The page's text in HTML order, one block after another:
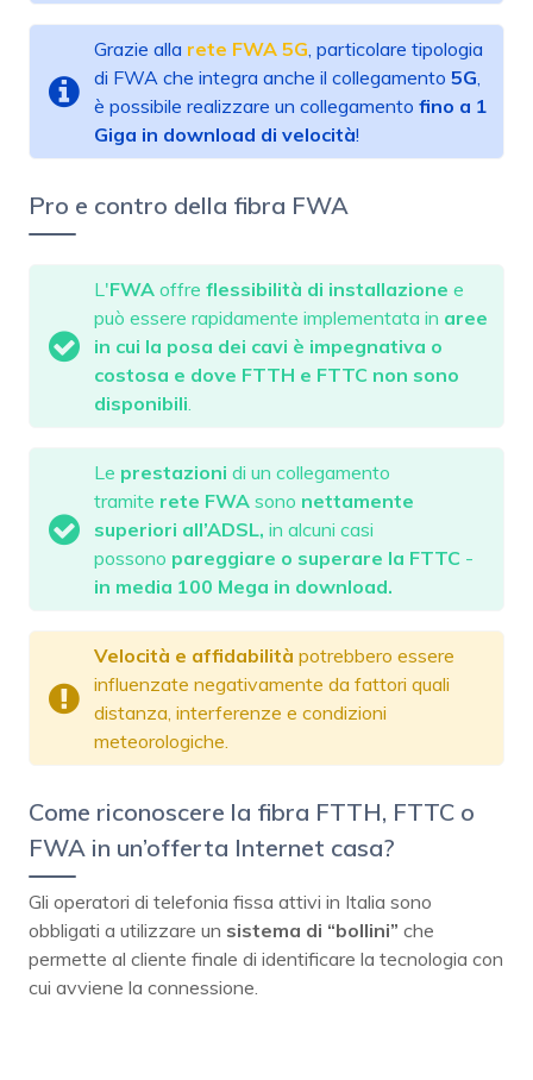
Grazie alla rete FWA 5G , particolare tipologia
di FWA che integra anche il collegamento 5G
è possibile realizzare un collegamento fino a 1
Giga in download di velocità!
Pro e contro della fibra FWA
L'FWA offre flessibilità di installazione e
può essere rapidamente implementata in aree
in cui la posa dei cavi è impegnativa o
costosa e dove FTTH e FTTC non sono
disponibili
Le prestazioni di un collegamento
tramite rete FWA sono nettamente
superiori all’ADSL, in alcuni casi
possono pareggiare o superare la FTTC -
in media 100 Mega in download.
Velocità e affidabilità potrebbero essere
influenzate negativamente da fattori quali
distanza, interferenze e condizioni
meteorologiche.
Come riconoscere la fibra FTTH, FTTC o
FWA in un’offerta Internet casa?
Gli operatori di telefonia fissa attivi in Italia sono
obbligati a utilizzare un sistema di “bollini” che
permette al cliente finale di identificare la tecnologia con
cui avviene la connessione.